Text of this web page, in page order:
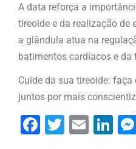
A data reforça a
tireoide e da realização de
a glândula atua na
batimentos cardíacos e da
Cuide da sua tireoide:
juntos por mais
Facebook
Twitter
Email